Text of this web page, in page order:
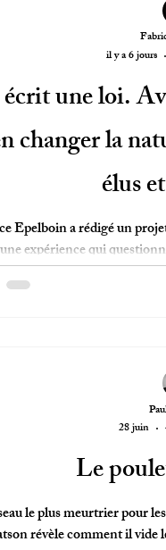
écrit une loi.
changer la
élus
Epelboin a rédigé un
expérience qui
il y a 6 jours
Le
le plus meurtrier pour
révèle comment il vide
28 juin